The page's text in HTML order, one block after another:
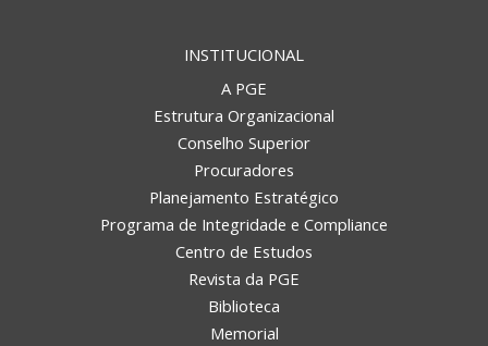
INSTITUCIONAL
A PGE
Estrutura Organizacional
Conselho Superior
Procuradores
Planejamento Estratégico
Programa de Integridade e Compliance
Centro de Estudos
Revista da PGE
Biblioteca
Memorial